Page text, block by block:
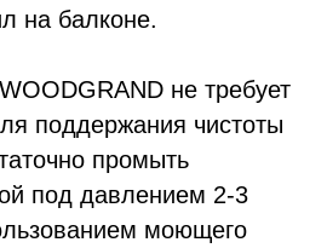
на балконе.
не требует
поддержания чистоты
промыть
под давлением 2-3
моющего